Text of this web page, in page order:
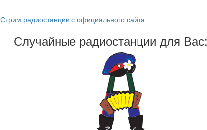
Стрим радиостанции с официального сайта
Случайные радиостанции для Вас: